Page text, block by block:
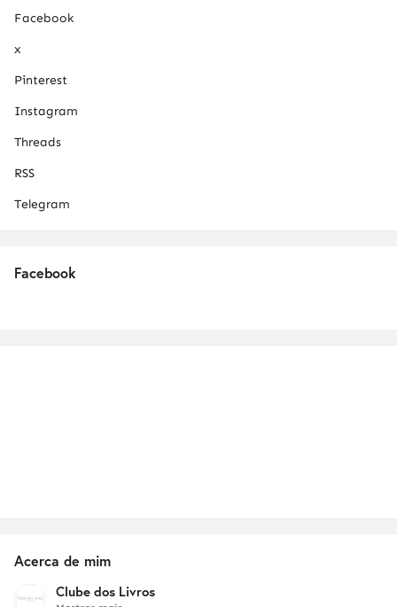
Facebook
x
Pinterest
Instagram
Threads
RSS
Telegram
Facebook
Acerca de mim
Clube dos Livros